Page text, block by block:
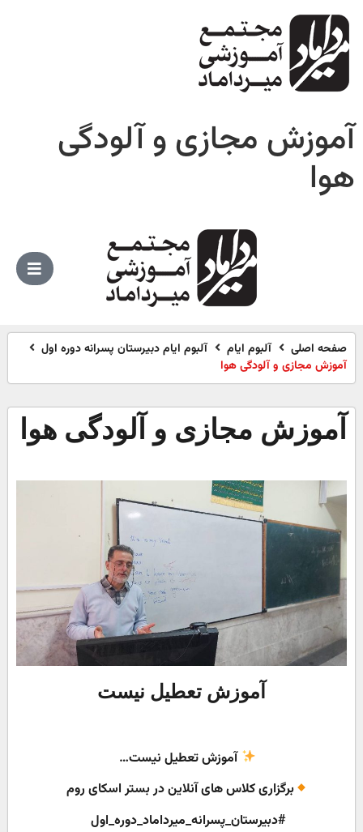
آموزش مجازی و آلودگی
هوا
صفحه اصلی آلبوم ایام
آلبوم ایام دبیرستان پسرانه دوره اول
آموزش مجازی و آلودگی هوا
آموزش مجازی و آلودگی هوا
آموزش تعطیل نیست
️ آموزش تعطیل نیست…
️برگزاری کلاس های آنلاين در بستر اسکای روم
#دبیرستان‌_پسرانه‌_میرداماد_دوره_اول